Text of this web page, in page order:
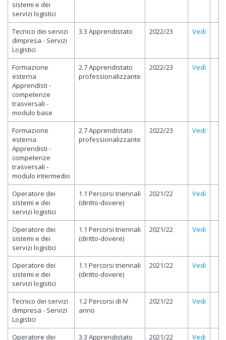
sistemi e dei
servizi logistici
Tecnico dei servizi
dimpresa - Servizi
Logistici
3.3 Apprendistato 2022/23 Vedi
Formazione
esterna
Apprendisti -
competenze
trasversali -
modulo base
2.7 Apprendistato
professionalizzante
2022/23 Vedi
Formazione
esterna
Apprendisti -
competenze
trasversali -
modulo intermedio
2.7 Apprendistato
professionalizzante
2022/23 Vedi
Operatore dei
sistemi e dei
servizi logistici
1.1 Percorsi triennali
(diritto-dovere)
2021/22 Vedi
Operatore dei
sistemi e dei
servizi logistici
1.1 Percorsi triennali
(diritto-dovere)
2021/22 Vedi
Operatore dei
sistemi e dei
servizi logistici
1.1 Percorsi triennali
(diritto-dovere)
2021/22 Vedi
Tecnico dei servizi
dimpresa - Servizi
Logistici
1.2 Percorsi di IV
anno
2021/22 Vedi
Operatore dei
3.3 Apprendistato 2021/22 Vedi